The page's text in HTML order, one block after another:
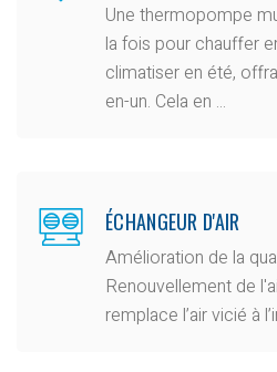
Une thermopompe
la fois pour chauffer
climatiser en été,
en-un. Cela en ...
ÉCHANGEUR D'AIR
Amélioration de la
Renouvellement de
remplace l’air vicié à